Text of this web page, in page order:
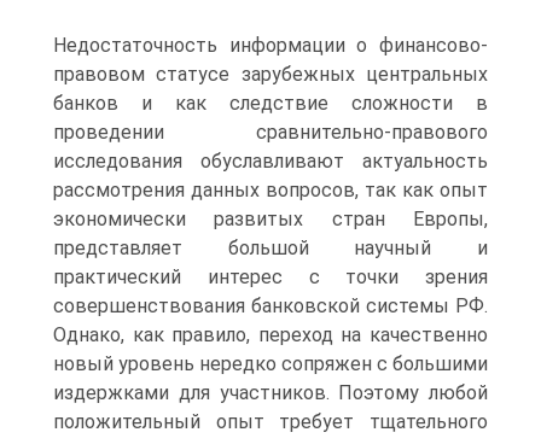
Недостаточность информации о финансово-
правовом статусе зарубежных центральных
банков и как следствие сложности в
проведении сравнительно-правового
исследования обуславливают актуальность
рассмотрения данных вопросов, так как опыт
экономически развитых стран Европы,
представляет большой научный и
практический интерес с точки зрения
совершенствования банковской системы РФ.
Однако, как правило, переход на качественно
новый уровень нередко сопряжен с большими
издержками для участников. Поэтому любой
положительный опыт требует тщательного